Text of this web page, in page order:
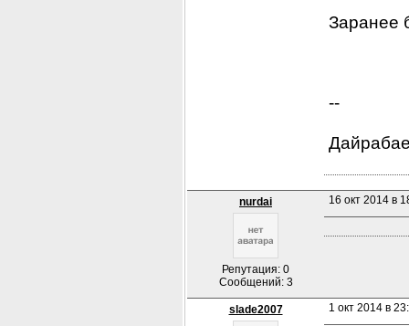
Заранее
--
nurdai
Репутация: 0
Сообщений: 3
16 окт 2014 в
slade2007 1 окт 2014 в